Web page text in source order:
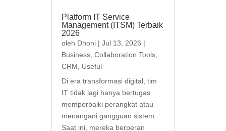
Platform IT Service
Management (ITSM) Terbaik
2026
oleh Dhoni |Jul 13, 2026 |
Business ,Collaboration Tools
CRM
Useful
Di era transformasi digital, tim
IT tidak lagi hanya bertugas
memperbaiki perangkat atau
menangani gangguan sistem.
Saat ini, mereka berperan